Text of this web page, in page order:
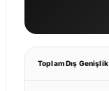
Toplam Dış Genişlik